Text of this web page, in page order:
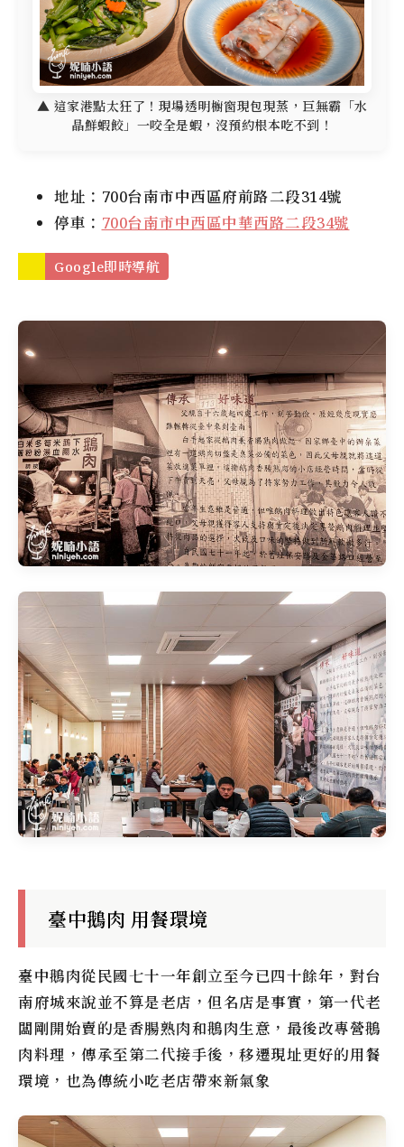
▲ 這家港點太狂了！現場透明櫥窗現包現蒸，巨無霸「水
晶鮮蝦餃」一咬全是蝦，沒預約根本吃不到！
地址：700台南市中西區府前路二段314號
停車： 700台南市中西區中華西路二段34號
Google即時導航
臺中鵝肉 用餐環境
臺中鵝肉從民國七十一年創立至今已四十餘年，對台
南府城來說並不算是老店，但名店是事實，第一代老
闆剛開始賣的是香腸熟肉和鵝肉生意，最後改專營鵝
肉料理，傳承至第二代接手後，移遷現址更好的用餐
環境，也為傳統小吃老店帶來新氣象